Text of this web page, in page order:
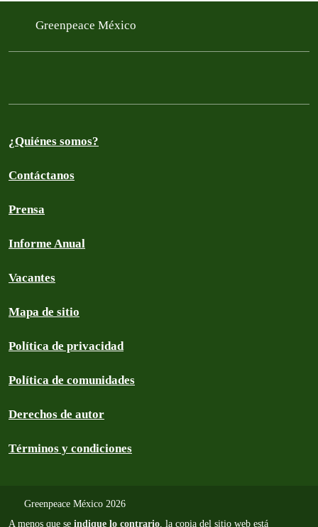
Greenpeace México
¿Quiénes somos?
Contáctanos
Prensa
Informe Anual
Vacantes
Mapa de sitio
Política de privacidad
Política de comunidades
Derechos de autor
Términos y condiciones
Greenpeace México 2026
A menos que se indique lo contrario , la copia del sitio web está